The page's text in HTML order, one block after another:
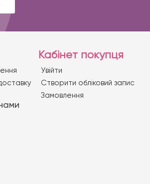
Кабінет покупця
Увійти
Створити обліковий запис
Замовлення